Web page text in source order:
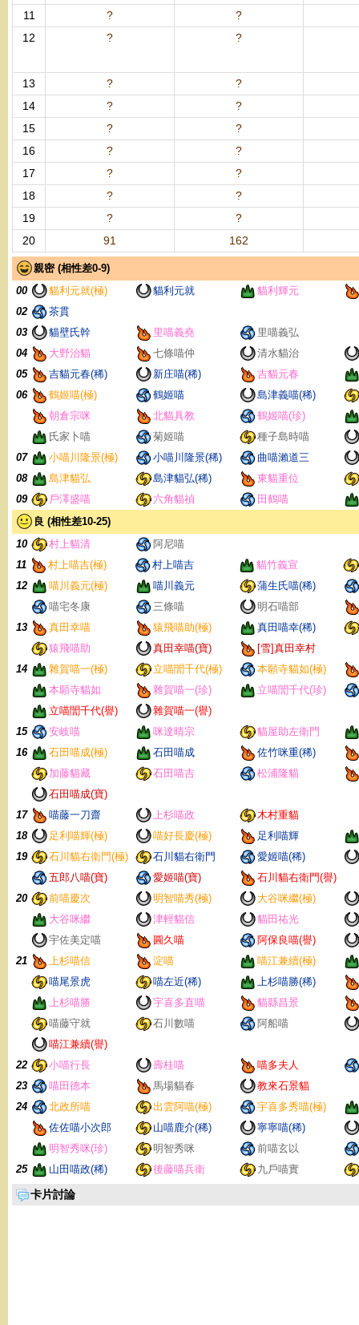
11
?
?
12
? ?
13 ?
?
14
?
?
15
?
?
16
?
?
17
?
?
18
?
?
19
?
?
20
91 162
親密 (相性差0-9)
00
貓利元就(極) 貓利元就
貓利輝元
02
茶貫
03
貓壁氏幹 里喵義堯
里喵義弘
04
大野治貓 七條喵仲
清水貓治
05
吉貓元春(稀) 新庄喵(稀)
吉貓元春
06
鶴姬喵(極) 鶴姬喵
島津義喵(稀)
朝倉宗咪
北貓具教
鶴姬喵(珍)
氏家卜喵
菊姬喵
種子島時喵
07
小喵川隆景(極) 小喵川隆景(稀)
曲喵瀨道三
08
島津貓弘 島津貓弘(稀)
東貓重位
09
戶澤盛喵 六角貓禎
田鶴喵
良 (相性差10-25)
10
村上貓清
阿尼喵
11
村上喵吉(極) 村上喵吉
貓竹義宣
12
喵川義元(極) 喵川義元
蒲生氏喵(稀)
喵宅冬康
三條喵
明石喵部
13
真田幸喵 猿飛喵助(極)
真田喵幸(稀)
猿飛喵助
真田幸喵(寶)
[雪]真田幸村
14
雜賀喵一(極) 立喵誾千代(極)
本願寺貓如(極)
本願寺貓如
雜賀喵一(珍)
立喵誾千代(珍)
立喵誾千代(譽)
雜賀喵一(譽)
15
安岐喵 咪達晴宗
貓屋助左衛門
16
石田喵成(極) 石田喵成
佐竹咪重(稀)
加藤貓藏
石田喵吉
松浦隆貓
石田喵成(寶)
17
喵藤一刀齋 上杉喵政
木村重貓
18
足利喵輝(極) 喵好長慶(極)
足利喵輝
19
石川貓右衛門(極) 石川貓右衛門
愛姬喵(稀)
五郎八喵(寶)
愛姬喵(寶)
石川貓右衛門(譽)
20
前喵慶次 明智喵秀(極)
大谷咪繼(極)
大谷咪繼
津輕貓信
貓田祐光
宇佐美定喵
圓久喵
阿保良喵(譽)
21
上杉喵信 淀喵
喵江兼續(極)
喵尾景虎
喵左近(稀)
上杉喵勝(稀)
上杉喵勝
宇喜多直喵
貓縣昌景
喵藤守就
石川數喵
阿船喵
喵江兼續(譽)
22
小喵行長 壽桂喵
喵多夫人
23
喵田德本 馬場貓春
教來石景貓
24
北政所喵 出雲阿喵(極)
宇喜多秀喵(極)
佐佐喵小次郎
山喵鹿介(稀)
寧寧喵(稀)
明智秀咪(珍)
明智秀咪
前喵玄以
25
山田喵政(稀) 後藤喵兵衛 九戶喵實
卡片討論